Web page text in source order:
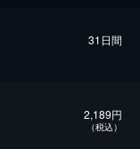
31日間
2,189円
（税込）